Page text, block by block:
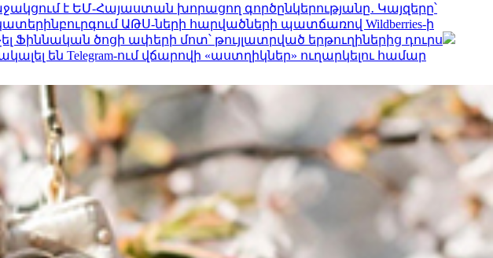
է ԵՄ-Հայաստան խորացող գործընկերությանը․ Կայզերը՝
ԱԹՍ-ների հարվածների պատճառով Wildberries-ի
Ֆիննական ծոցի ափերի մոտ՝ թույլատրված երթուղիներից դուրս
են Telegram-ում վճարովի «աստղիկներ» ուղարկելու համար